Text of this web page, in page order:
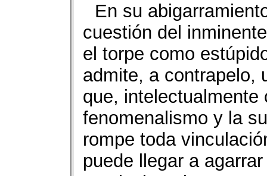
En su
cuestión del
el torpe como
admite, a contrapelo,
que, intelectualmente
fenomenalismo y la
rompe toda
puede llegar a